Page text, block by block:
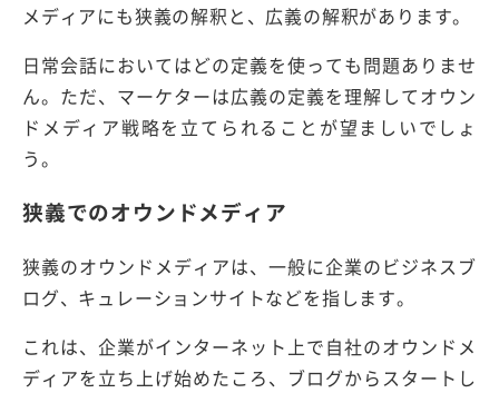
メディアにも狭義の解釈と、広義の解釈があります。
日常会話においてはどの定義を使っても問題ありませ
ん。ただ、マーケターは広義の定義を理解してオウン
ドメディア戦略を立てられることが望ましいでしょ
う。
狭義でのオウンドメディア
狭義のオウンドメディアは、一般に企業のビジネスブ
ログ、キュレーションサイトなどを指します。
これは、企業がインターネット上で自社のオウンドメ
ディアを立ち上げ始めたころ、ブログからスタートし